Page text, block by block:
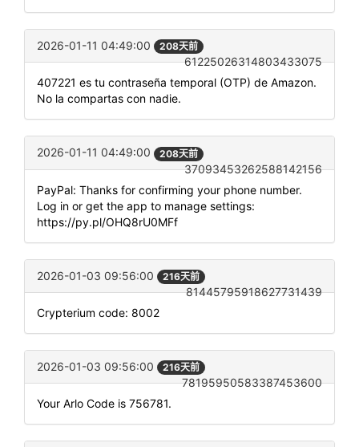
2026-01-11 04:49:00 208天前
61225026314803433075
407221 es tu contraseña temporal (OTP) de Amazon.
No la compartas con nadie.
2026-01-11 04:49:00 208天前
37093453262588142156
PayPal: Thanks for confirming your phone number.
Log in or get the app to manage settings:
https://py.pl/OHQ8rU0MFf
2026-01-03 09:56:00 216天前
81445795918627731439
Crypterium code: 8002
2026-01-03 09:56:00 216天前
78195950583387453600
Your Arlo Code is 756781.